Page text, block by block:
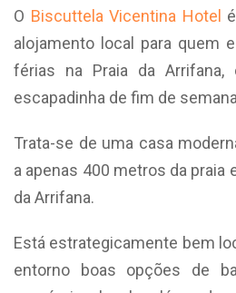
O Biscuttela Vicentina Hotel
alojamento local para quem
férias na Praia da
escapadinha de fim de
Trata-se de uma casa
a apenas 400 metros da praia
da Arrifana.
Está estrategicamente bem
entorno boas opções de